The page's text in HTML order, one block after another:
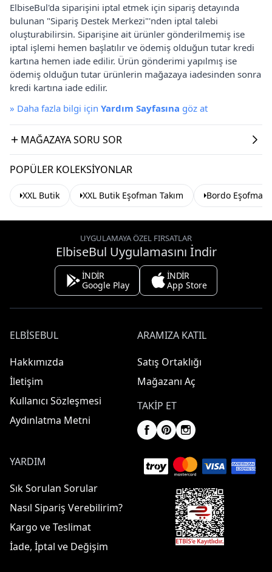
ElbiseBul'da siparişini iptal etmek için sipariş detayında
bulunan "Sipariş Destek Merkezi"'nden iptal talebi
oluşturabilirsin. Siparişine ait ürünler gönderilmemiş ise
iptal işlemi hemen başlatılır ve ödemiş olduğun tutar kredi
kartına hemen iade edilir. Ürün gönderimi yapılmış ise
ödemiş olduğun tutar ürünlerin mağazaya iadesinden sonra
kredi kartına iade edilir.
» Daha fazla bilgi için Yardım Sayfasına göz at
MAĞAZAYA SORU SOR
POPÜLER KOLEKSIYONLAR
XXL Butik XXL Butik Eşofman Takım Bordo Eşofman
UYGULAMAYA ÖZEL FIRSATLAR
ElbiseBul Uygulamasını İndir
İNDİR
Google Play
İNDİR
App Store
ELBISEBUL
Hakkımızda
İletişim
Kullanıcı Sözleşmesi
Aydınlatma Metni
ARAMIZA KATIL
Satış Ortaklığı
Mağazanı Aç
TAKIP ET
YARDIM
Sık Sorulan Sorular
Nasıl Sipariş Verebilirim?
Kargo ve Teslimat
İade, İptal ve Değişim